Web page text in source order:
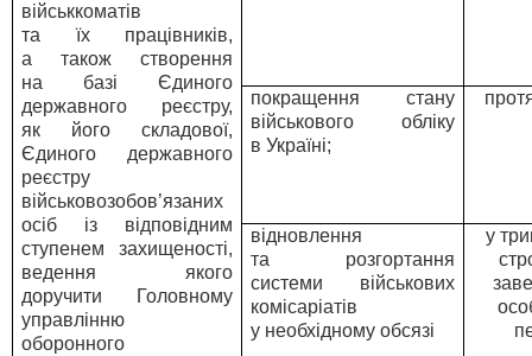
військкоматів
та їх працівників,
а також створення
на базі Єдиного
державного реєстру,
як його складової,
Єдиного державного
реєстру
військовозобов’язаних
осіб із відповідним
ступенем захищеності,
ведення якого
доручити Головному
управлінню
оборонного
покращення стану
військового обліку
в Україні;
відновлення
та розгортання
системи військових
комісаріатів
у необхідному обсязі
у